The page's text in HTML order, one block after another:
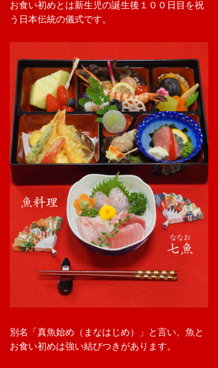
お食い初めとは新生児の誕生後１００日目を祝
う日本伝統の儀式です。
別名「真魚始め（まなはじめ）」と言い、魚と
お食い初めは強い結びつきがあります。